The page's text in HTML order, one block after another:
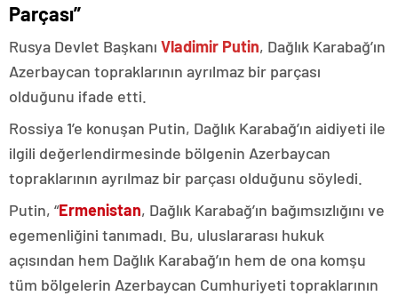
Parçası”
Rusya Devlet Başkanı Vladimir Putin, Dağlık Karabağ’ın
Azerbaycan topraklarının ayrılmaz bir parçası
olduğunu ifade etti.
Rossiya 1’e konuşan Putin, Dağlık Karabağ’ın aidiyeti ile
ilgili değerlendirmesinde bölgenin Azerbaycan
topraklarının ayrılmaz bir parçası olduğunu söyledi.
Putin, “Ermenistan, Dağlık Karabağ’ın bağımsızlığını ve
egemenliğini tanımadı. Bu, uluslararası hukuk
açısından hem Dağlık Karabağ’ın hem de ona komşu
tüm bölgelerin Azerbaycan Cumhuriyeti topraklarının